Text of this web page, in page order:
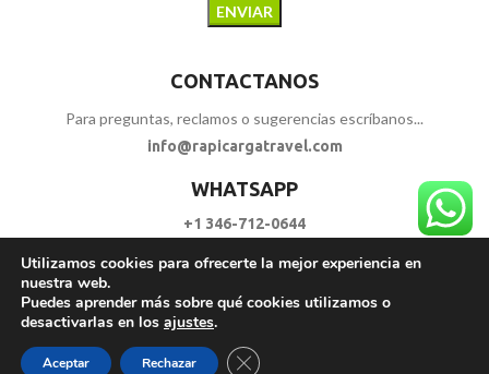
CONTACTANOS
Para preguntas, reclamos o sugerencias escríbanos...
info@rapicargatravel.com
WHATSAPP
+1 346-712-0644
SIGUENOS
Utilizamos cookies para ofrecerte la mejor experiencia en
nuestra web.
Puedes aprender más sobre qué cookies utilizamos o
desactivarlas en los ajustes.
Aceptar Rechazar Cerrar el banner de cookies RGPD